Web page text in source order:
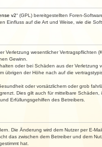
v2“ (GPL) bereitgestellten Foren-
Einfluss auf die Art und Weise, wie die
wesentlicher
Gewinn.
oder bei Schäden aus der
übrigen der Höhe nach auf die
oder vorsätzlichem oder grob
Dies gilt auch für mittelbare Schäden,
Erfüllungsgehilfen des Betreibers.
Die Änderung wird dem Nutzer per E-
das zwischen dem Betreiber und dem
hat.